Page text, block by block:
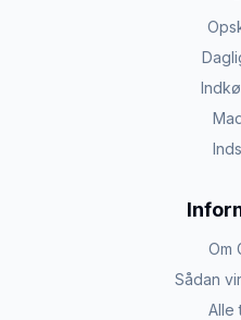
Om
Sådan
Alle